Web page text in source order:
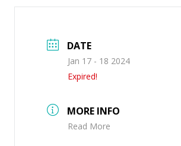
DATE
Jan 17 - 18 2024
Expired!
MORE INFO
Read More